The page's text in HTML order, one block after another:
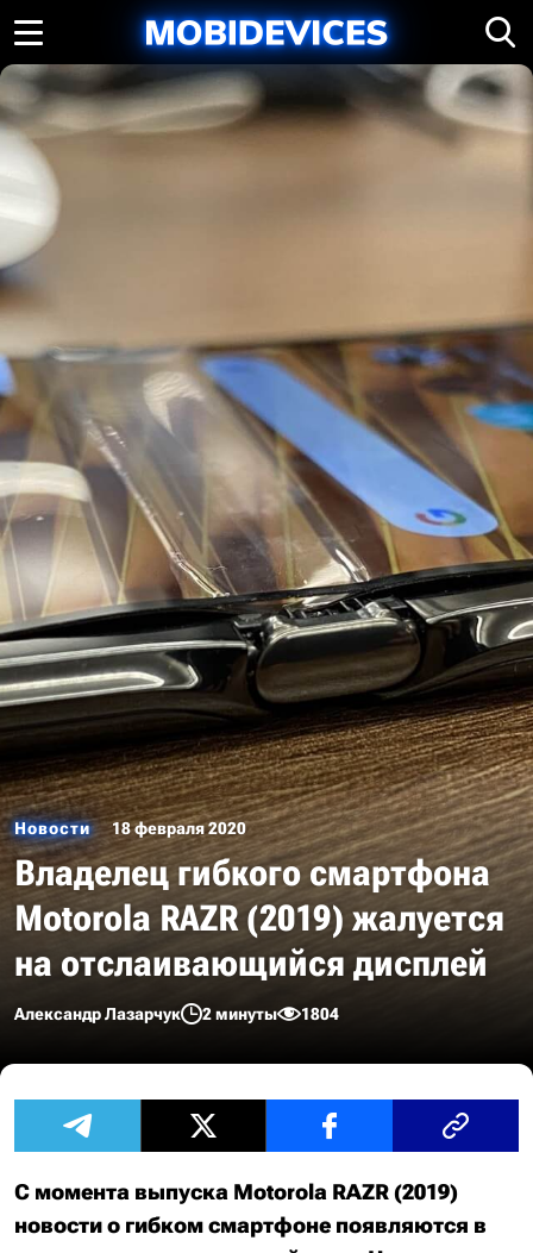
Новости 18 февраля 2020
Владелец гибкого смартфона
Motorola RAZR (2019) жалуется
на отслаивающийся дисплей
Александр Лазарчук 2 минуты 1804
С момента выпуска Motorola RAZR (2019)
новости о гибком смартфоне появляются в